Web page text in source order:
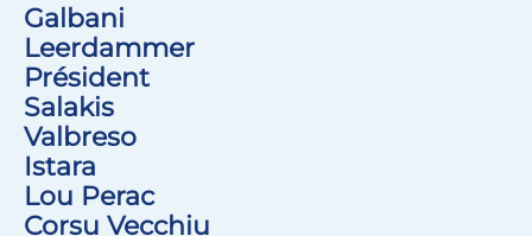
Galbani
Leerdammer
Président
Salakis
Valbreso
Istara
Lou Perac
Corsu Vecchiu